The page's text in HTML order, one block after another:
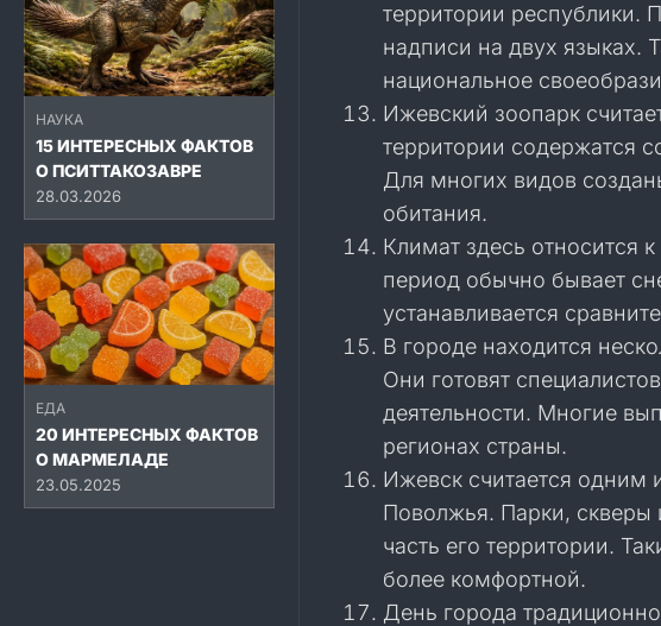
НАУКА
15 ИНТЕРЕСНЫХ ФАКТОВ
О ПСИТТАКОЗАВРЕ
28.03.2026
ЕДА
20 ИНТЕРЕСНЫХ ФАКТОВ
О МАРМЕЛАДЕ
23.05.2025
территории республики.
надписи на двух языках.
национальное
Ижевский зоопарк
территории содержатся
Для многих видов
обитания.
Климат здесь относится
период обычно бывает
устанавливается
В городе находится
Они готовят
деятельности. Многие
регионах страны.
Ижевск считается одним
Поволжья. Парки, скверы
часть его территории.
более комфортной.
День города